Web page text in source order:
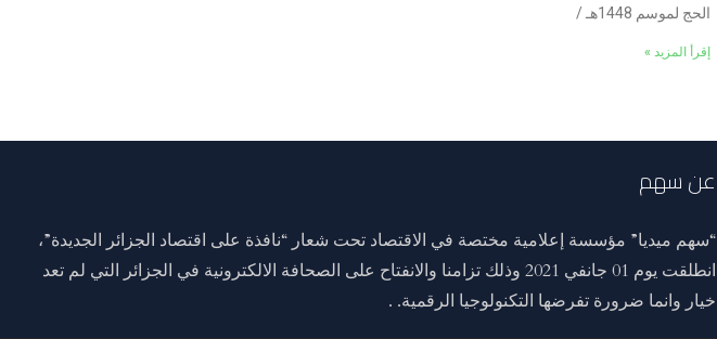
الحج لموسم 1448هـ /
إقرأ المزيد »
عن سهم
“سهم ميديا” مؤسسة إعلامية مختصة في الاقتصاد تحت شعار “نافذة على اقتصاد الجزائر الجديدة”،
انطلقت يوم 01 جانفي 2021 وذلك تزامنا والانفتاح على الصحافة الالكترونية في الجزائر التي لم تعد
خيار وانما ضرورة تفرضها التكنولوجيا الرقمية. .